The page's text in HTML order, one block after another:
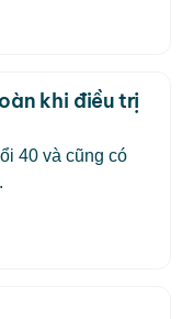
khi điều trị
40 và cũng có